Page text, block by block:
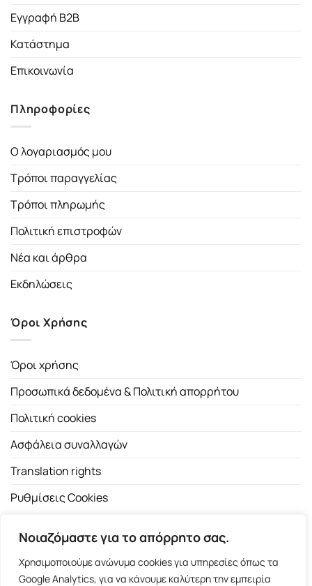
Νοιαζόμαστε για το απόρρητο σας.
Χρησιμοποιούμε ανώνυμα cookies για υπηρεσίες όπως τα
Google Analytics, για να κάνουμε καλύτερη την εμπειρία
Εγγραφή B2B
Κατάστημα
Επικοινωνία
Πληροφορίες
Ο λογαριασμός μου
Τρόποι παραγγελίας
Τρόποι πληρωμής
Πολιτική επιστροφών
Νέα και άρθρα
Εκδηλώσεις
Όροι Χρήσης
Όροι χρήσης
Προσωπικά δεδομένα & Πολιτική απορρήτου
Πολιτική cookies
Ασφάλεια συναλλαγών
Translation rights
Ρυθμίσεις Cookies